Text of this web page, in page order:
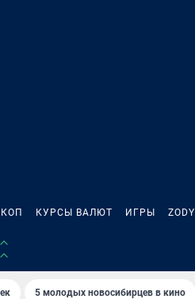
КУРСЫ ВАЛЮТ ИГРЫ ZODY
5 молодых новосибирцев в кино